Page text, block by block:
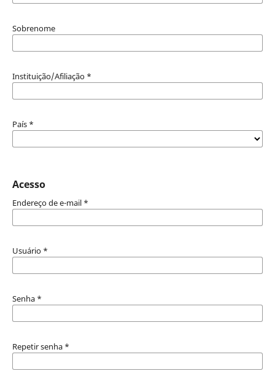
Sobrenome
Instituição/Afiliação *
País *
Acesso
Endereço de e-mail *
Usuário *
Senha *
Repetir senha *